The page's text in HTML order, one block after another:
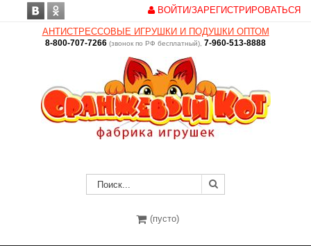
ВОЙТИ/ЗАРЕГИСТРИРОВАТЬСЯ
АНТИСТРЕССОВЫЕ ИГРУШКИ И ПОДУШКИ ОПТОМ
8-800-707-7266 (звонок по РФ бесплатный), 7-960-513-8888
(пусто)